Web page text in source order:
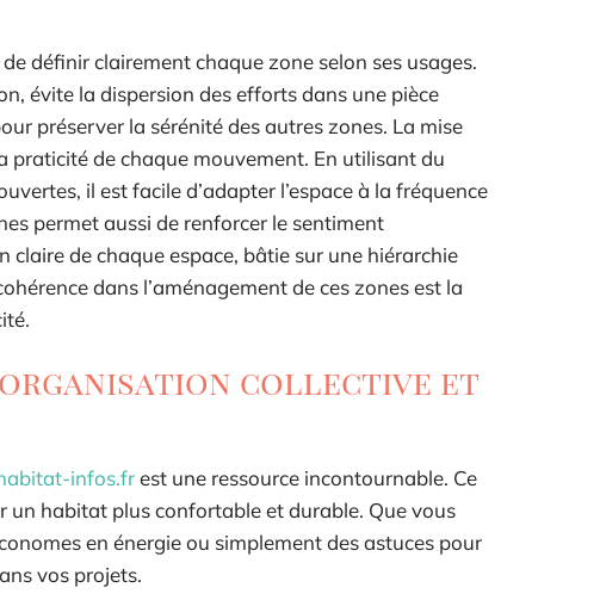
définir clairement chaque zone selon ses usages.
évite la dispersion des efforts dans une pièce
préserver la sérénité des autres zones. La mise
praticité de chaque mouvement. En utilisant du
il est facile d’adapter l’espace à la fréquence
permet aussi de renforcer le sentiment
de chaque espace, bâtie sur une hiérarchie
dans l’aménagement de ces zones est la
collective et
infos.frest une ressource incontournable. Ce
un habitat plus confortable et durable. Que vous
en énergie ou simplement des astuces pour
vos projets.